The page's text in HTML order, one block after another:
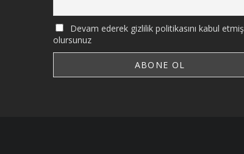
Devam ederek gizlilik politikasını kabul etmiş
olursunuz